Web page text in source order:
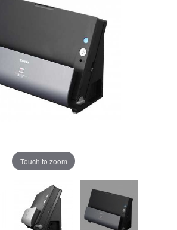
Touch to zoom